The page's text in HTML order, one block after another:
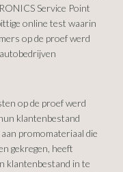
Service Point
online test waarin
op de proef werd
op de proef werd
klantenbestand
promomateriaal die
gekregen, heeft
klantenbestand in te